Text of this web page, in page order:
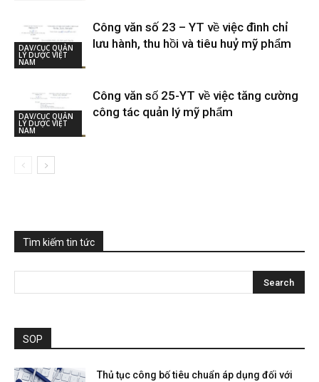
DAV/CỤC QUẢN
LÝ DƯỢC VIỆT
NAM
Công văn số 23 – YT về việc đình chỉ
lưu hành, thu hồi và tiêu huỷ mỹ phẩm
DAV/CỤC QUẢN
LÝ DƯỢC VIỆT
NAM
Công văn số 25-YT về việc tăng cường
công tác quản lý mỹ phẩm
Tìm kiếm tin tức
SOP
Thủ tục công bố tiêu chuẩn áp dụng đối với